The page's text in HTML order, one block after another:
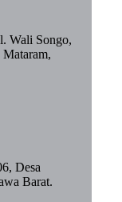
Wali Songo,
Desa
Barat.